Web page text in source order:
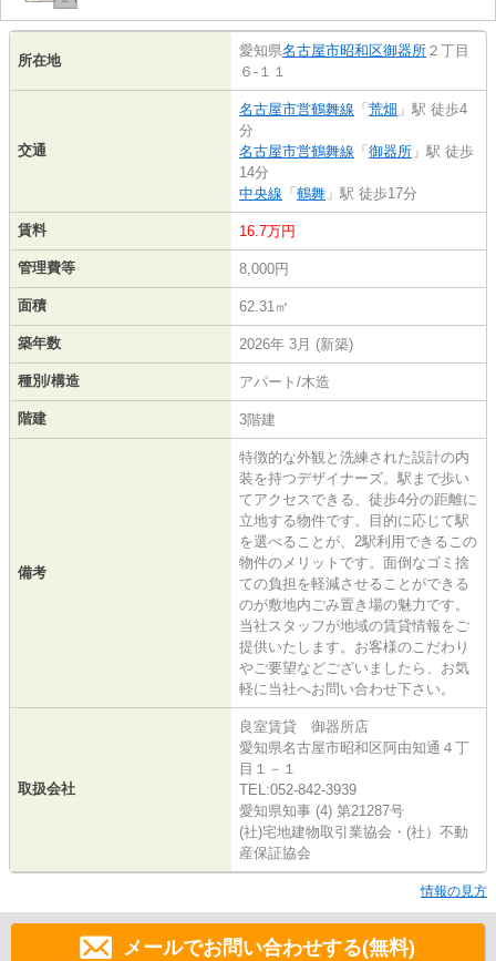
所在地
愛知県名古屋市昭和区御器所 ２丁目
６-１１
交通
名古屋市営鶴舞線 「 荒畑 」駅 徒歩4
分
名古屋市営鶴舞線 「 御器所 」駅 徒歩
14分
中央線 「 鶴舞 」駅 徒歩17分
賃料 16.7万円
管理費等 8,000円
面積 62.31㎡
築年数 2026年 3月 (新築)
種別/構造 アパート/木造
階建 3階建
備考
特徴的な外観と洗練された設計の内
装を持つデザイナーズ。駅まで歩い
てアクセスできる、徒歩4分の距離に
立地する物件です。目的に応じて駅
を選べることが、2駅利用できるこの
物件のメリットです。面倒なゴミ捨
ての負担を軽減させることができる
のが敷地内ごみ置き場の魅力です。
当社スタッフが地域の賃貸情報をご
提供いたします。お客様のこだわり
やご要望などございましたら、お気
軽に当社へお問い合わせ下さい。
取扱会社
良室賃貸 御器所店
愛知県名古屋市昭和区阿由知通４丁
目１－１
TEL:052-842-3939
愛知県知事 (4) 第21287号
(社)宅地建物取引業協会・(社）不動
産保証協会
情報の見方
メールでお問い合わせする(無料)